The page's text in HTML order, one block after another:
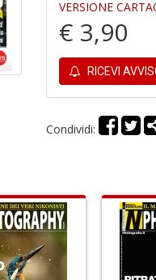
VERSIONE
€ 3,90
RICEVI
Condividi: